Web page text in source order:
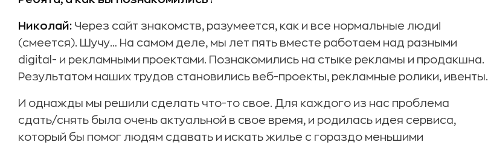
Николай: Через сайт знакомств, разумеется, как и все нормальные люди!
(смеется). Шучу… На самом деле, мы лет пять вместе работаем над разными
digital- и рекламными проектами. Познакомились на стыке рекламы и продакшна.
Результатом наших трудов становились веб-проекты, рекламные ролики, ивенты.
И однажды мы решили сделать что-то свое. Для каждого из нас проблема
сдать/снять была очень актуальной в свое время, и родилась идея сервиса,
который бы помог людям сдавать и искать жилье с гораздо меньшими